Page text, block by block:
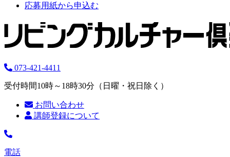
応募用紙から申込む
073-421-4411
受付時間10時～18時30分（日曜・祝日除く）
お問い合わせ
講師登録について
電話